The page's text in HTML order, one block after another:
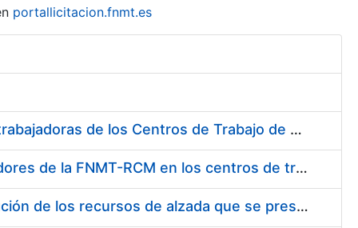
portallicitacion.fnmt.es
Suministro de Protectores Auditivos a medida para las personas trabajadoras de los Centros de Trabajo de Madrid y Burgos
Suministro de gafas graduadas antiproyecciones para los trabajadores de la FNMT-RCM en los centros de trabajo de Madrid y Burgos
Servicios de una empresa externa para el asesoramiento y resolución de los recursos de alzada que se presentan relacionados con procesos de selección para la FNMT-RCM